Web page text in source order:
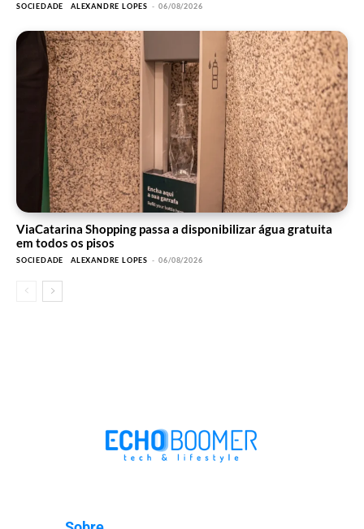
SOCIEDADE ALEXANDRE LOPES - 06/08/2026
ViaCatarina Shopping passa a disponibilizar água gratuita
em todos os pisos
SOCIEDADE ALEXANDRE LOPES - 06/08/2026